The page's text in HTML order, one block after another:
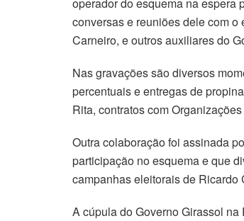
operador do esquema na espera
conversas e reuniões dele com
Carneiro, e outros auxiliares do
Nas gravações são diversos
percentuais e entregas de
Rita, contratos com
Outra colaboração foi assinada
participação no esquema e que
campanhas eleitorais de Ricardo
A cúpula do Governo Girassol